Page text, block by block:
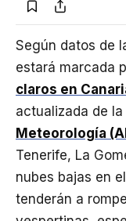
Según datos de
estará marcada
claros en
actualizada de la
Meteorología
Tenerife, La
nubes bajas en
tenderán a